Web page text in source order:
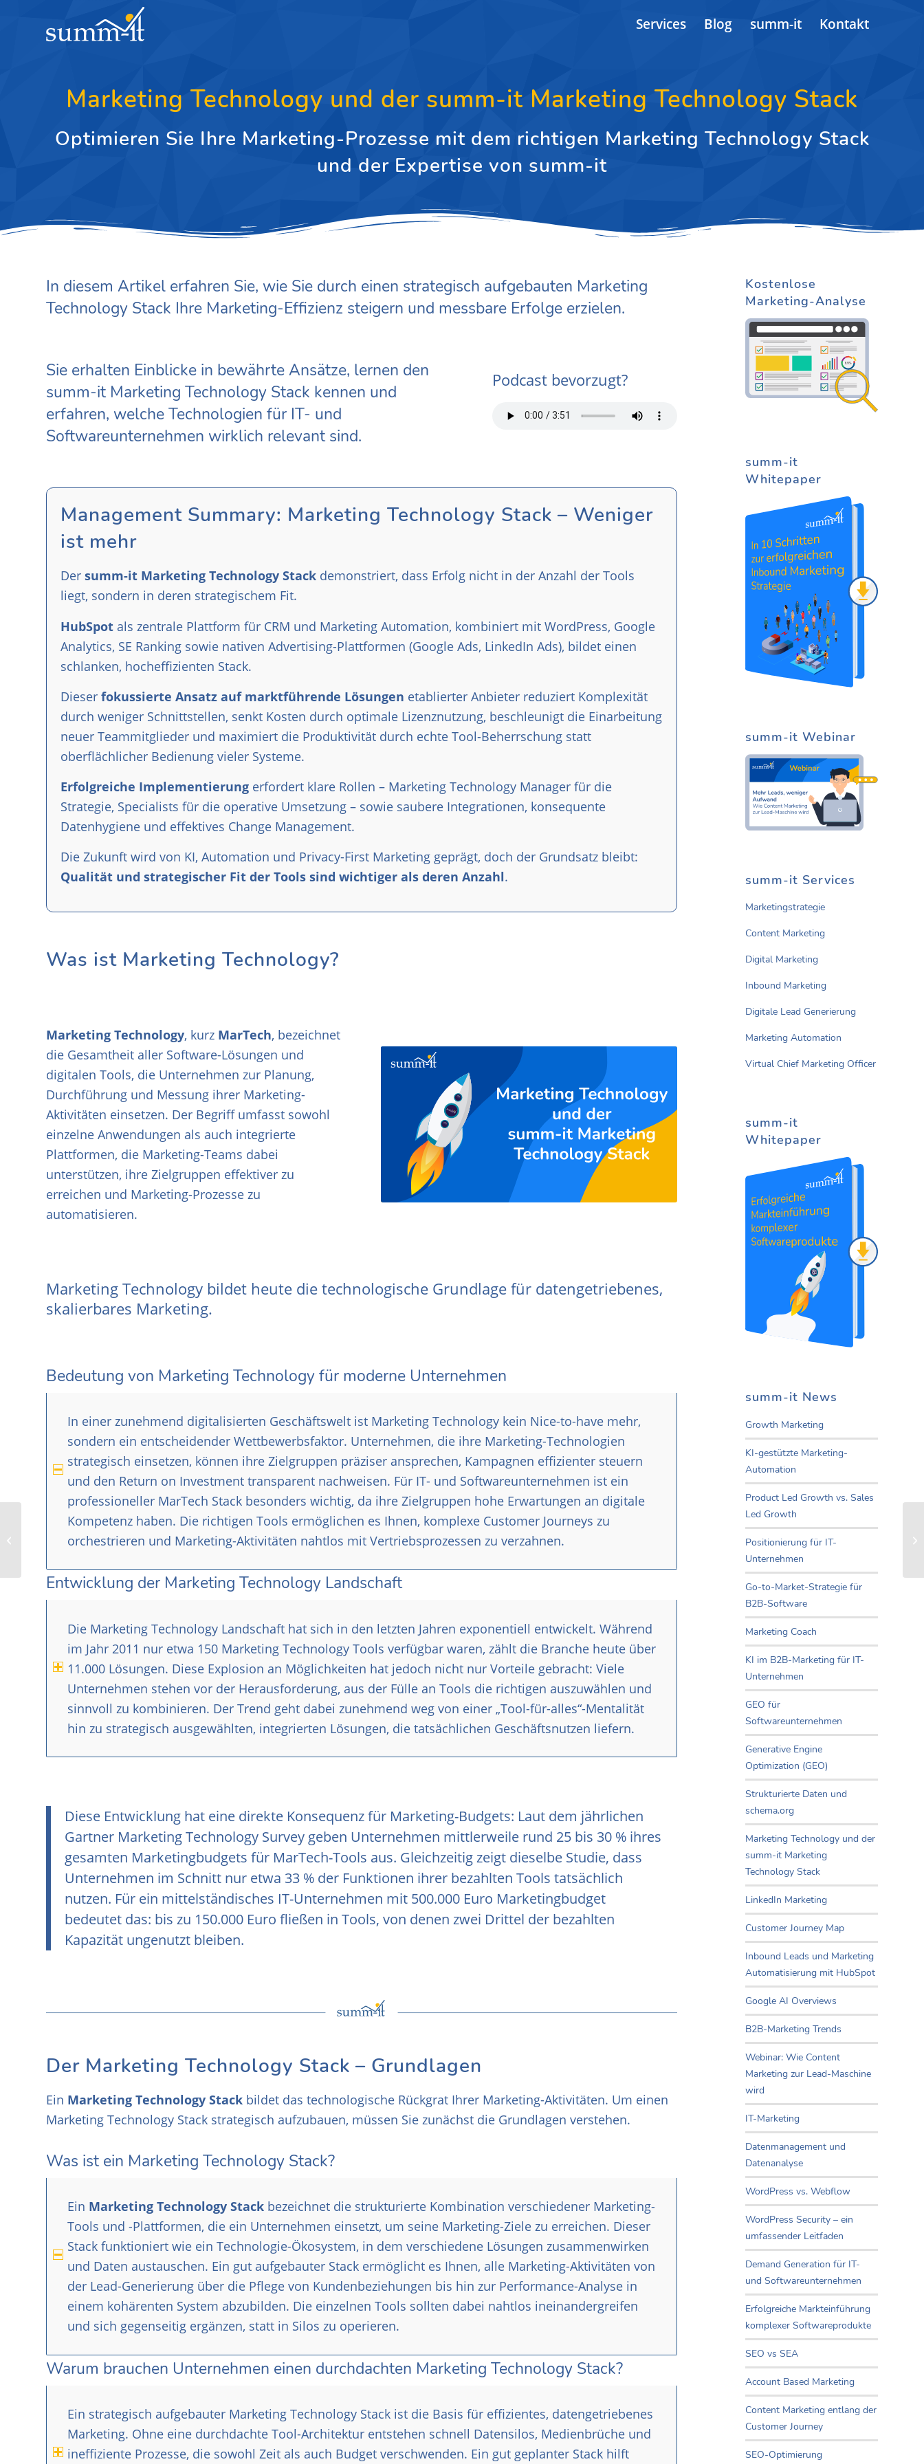
Services Blog summ-it Kontakt
Marketing Technology und der summ-it Marketing Technology Stack
Optimieren Sie Ihre Marketing-Prozesse mit dem richtigen Marketing Technology Stack
und der Expertise von summ-it
In diesem Artikel erfahren Sie, wie Sie durch einen strategisch aufgebauten Marketing
Technology Stack Ihre Marketing-Effizienz steigern und messbare Erfolge erzielen.
Sie erhalten Einblicke in bewährte Ansätze, lernen den
summ-it Marketing Technology Stack kennen und
erfahren, welche Technologien für IT- und
Softwareunternehmen wirklich relevant sind.
Podcast bevorzugt?
Management Summary: Marketing Technology Stack – Weniger
ist mehr
Der summ-it Marketing Technology Stack demonstriert, dass Erfolg nicht in der Anzahl der Tools
liegt, sondern in deren strategischem Fit.
HubSpot als zentrale Plattform für CRM und Marketing Automation, kombiniert mit WordPress, Google
Analytics, SE Ranking sowie nativen Advertising-Plattformen (Google Ads, LinkedIn Ads), bildet einen
schlanken, hocheffizienten Stack.
Dieser fokussierte Ansatz auf marktführende Lösungen etablierter Anbieter reduziert Komplexität
durch weniger Schnittstellen, senkt Kosten durch optimale Lizenznutzung, beschleunigt die Einarbeitung
neuer Teammitglieder und maximiert die Produktivität durch echte Tool-Beherrschung statt
oberflächlicher Bedienung vieler Systeme.
Erfolgreiche Implementierung erfordert klare Rollen – Marketing Technology Manager für die
Strategie, Specialists für die operative Umsetzung – sowie saubere Integrationen, konsequente
Datenhygiene und effektives Change Management.
Die Zukunft wird von KI, Automation und Privacy-First Marketing geprägt, doch der Grundsatz bleibt:
Qualität und strategischer Fit der Tools sind wichtiger als deren Anzahl.
Was ist Marketing Technology?
Marketing Technology, kurz MarTech, bezeichnet
die Gesamtheit aller Software-Lösungen und
digitalen Tools, die Unternehmen zur Planung,
Durchführung und Messung ihrer Marketing-
Aktivitäten einsetzen. Der Begriff umfasst sowohl
einzelne Anwendungen als auch integrierte
Plattformen, die Marketing-Teams dabei
unterstützen, ihre Zielgruppen effektiver zu
erreichen und Marketing-Prozesse zu
automatisieren.
Marketing Technology bildet heute die technologische Grundlage für datengetriebenes,
skalierbares Marketing.
Bedeutung von Marketing Technology für moderne Unternehmen
In einer zunehmend digitalisierten Geschäftswelt ist Marketing Technology kein Nice-to-have mehr,
sondern ein entscheidender Wettbewerbsfaktor. Unternehmen, die ihre Marketing-Technologien
strategisch einsetzen, können ihre Zielgruppen präziser ansprechen, Kampagnen effizienter steuern
und den Return on Investment transparent nachweisen. Für IT- und Softwareunternehmen ist ein
professioneller MarTech Stack besonders wichtig, da ihre Zielgruppen hohe Erwartungen an digitale
Kompetenz haben. Die richtigen Tools ermöglichen es Ihnen, komplexe Customer Journeys zu
orchestrieren und Marketing-Aktivitäten nahtlos mit Vertriebsprozessen zu verzahnen.
Entwicklung der Marketing Technology Landschaft
Die Marketing Technology Landschaft hat sich in den letzten Jahren exponentiell entwickelt. Während
im Jahr 2011 nur etwa 150 Marketing Technology Tools verfügbar waren, zählt die Branche heute über
11.000 Lösungen. Diese Explosion an Möglichkeiten hat jedoch nicht nur Vorteile gebracht: Viele
Unternehmen stehen vor der Herausforderung, aus der Fülle an Tools die richtigen auszuwählen und
sinnvoll zu kombinieren. Der Trend geht dabei zunehmend weg von einer „Tool-für-alles“-Mentalität
hin zu strategisch ausgewählten, integrierten Lösungen, die tatsächlichen Geschäftsnutzen liefern.
Diese Entwicklung hat eine direkte Konsequenz für Marketing-Budgets: Laut dem jährlichen
Gartner Marketing Technology Survey geben Unternehmen mittlerweile rund 25 bis 30 % ihres
gesamten Marketingbudgets für MarTech-Tools aus. Gleichzeitig zeigt dieselbe Studie, dass
Unternehmen im Schnitt nur etwa 33 % der Funktionen ihrer bezahlten Tools tatsächlich
nutzen. Für ein mittelständisches IT-Unternehmen mit 500.000 Euro Marketingbudget
bedeutet das: bis zu 150.000 Euro fließen in Tools, von denen zwei Drittel der bezahlten
Kapazität ungenutzt bleiben.
Der Marketing Technology Stack – Grundlagen
Ein Marketing Technology Stack bildet das technologische Rückgrat Ihrer Marketing-Aktivitäten. Um einen
Marketing Technology Stack strategisch aufzubauen, müssen Sie zunächst die Grundlagen verstehen.
Was ist ein Marketing Technology Stack?
Ein Marketing Technology Stack bezeichnet die strukturierte Kombination verschiedener Marketing-
Tools und -Plattformen, die ein Unternehmen einsetzt, um seine Marketing-Ziele zu erreichen. Dieser
Stack funktioniert wie ein Technologie-Ökosystem, in dem verschiedene Lösungen zusammenwirken
und Daten austauschen. Ein gut aufgebauter Stack ermöglicht es Ihnen, alle Marketing-Aktivitäten von
der Lead-Generierung über die Pflege von Kundenbeziehungen bis hin zur Performance-Analyse in
einem kohärenten System abzubilden. Die einzelnen Tools sollten dabei nahtlos ineinandergreifen
und sich gegenseitig ergänzen, statt in Silos zu operieren.
Warum brauchen Unternehmen einen durchdachten Marketing Technology Stack?
Ein strategisch aufgebauter Marketing Technology Stack ist die Basis für effizientes, datengetriebenes
Marketing. Ohne eine durchdachte Tool-Architektur entstehen schnell Datensilos, Medienbrüche und
ineffiziente Prozesse, die sowohl Zeit als auch Budget verschwenden. Ein gut geplanter Stack hilft
Kostenlose
Marketing-Analyse
summ-it
Whitepaper
summ-it Webinar
summ-it Services
Marketingstrategie
Content Marketing
Digital Marketing
Inbound Marketing
Digitale Lead Generierung
Marketing Automation
Virtual Chief Marketing Officer
summ-it
Whitepaper
summ-it News
Growth Marketing
KI-gestützte Marketing-
Automation
Product Led Growth vs. Sales
Led Growth
Positionierung für IT-
Unternehmen
Go-to-Market-Strategie für
B2B-Software
Marketing Coach
KI im B2B-Marketing für IT-
Unternehmen
GEO für
Softwareunternehmen
Generative Engine
Optimization (GEO)
Strukturierte Daten und
schema.org
Marketing Technology und der
summ-it Marketing
Technology Stack
LinkedIn Marketing
Customer Journey Map
Inbound Leads und Marketing
Automatisierung mit HubSpot
Google AI Overviews
B2B-Marketing Trends
Webinar: Wie Content
Marketing zur Lead-Maschine
wird
IT-Marketing
Datenmanagement und
Datenanalyse
WordPress vs. Webflow
WordPress Security – ein
umfassender Leitfaden
Demand Generation für IT-
und Softwareunternehmen
Erfolgreiche Markteinführung
komplexer Softwareprodukte
SEO vs SEA
Account Based Marketing
Content Marketing entlang der
Customer Journey
SEO-Optimierung
LinkedIn Marketing